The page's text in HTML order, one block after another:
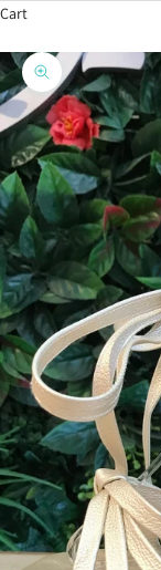
Cart
Zoom picture